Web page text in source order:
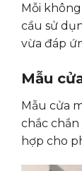
Mỗi
cầu sử
vừa đáp
Mẫu
Mẫu cửa
chắc
hợp cho